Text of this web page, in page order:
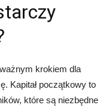
krokiem dla
Kapitał początkowy to
które są niezbędne